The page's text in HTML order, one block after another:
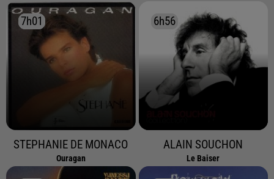
7h01
7h01
STEPHANIE DE MONACO
Ouragan
6h56
6h56
ALAIN SOUCHON
Le Baiser